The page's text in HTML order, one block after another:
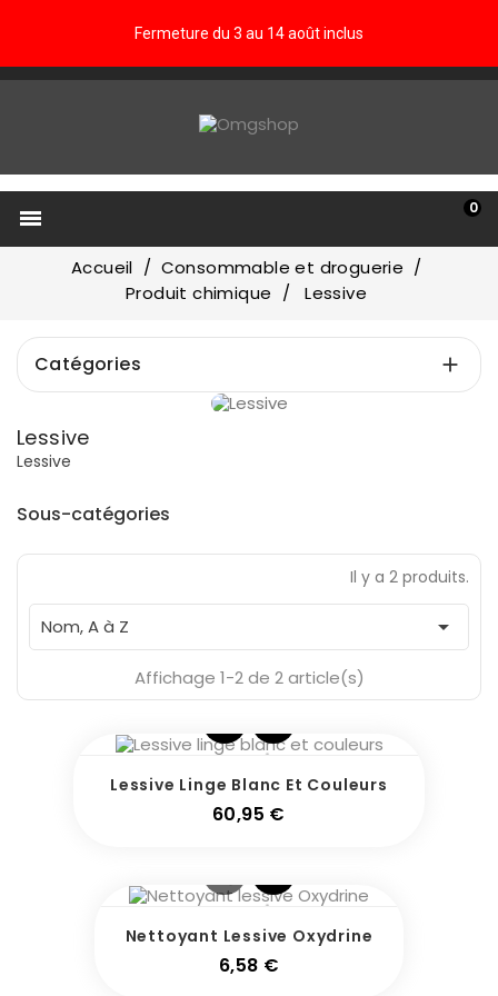
Fermeture du 3 au 14 août inclus
 0
Accueil
Consommable et droguerie
Produit chimique
Lessive
Prix
€
Fabricants
En Stock
Catégories 
Lessive
Lessive
Sous-catégories
Il y a 2 produits.
Nom, A à Z 
Affichage 1-2 de 2 article(s)
Lessive Linge Blanc Et Couleurs
60,95 €
Nettoyant Lessive Oxydrine
6,58 €